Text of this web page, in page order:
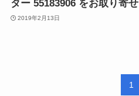
ター 55183906 をお取り寄せ
2019年2月13日
1